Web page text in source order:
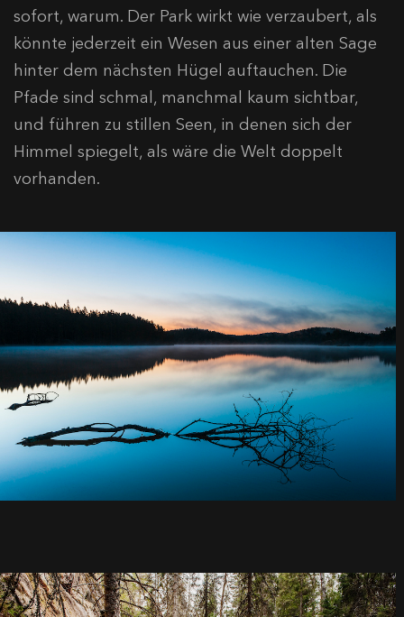
sofort, warum. Der Park wirkt wie verzaubert, als
könnte jederzeit ein Wesen aus einer alten Sage
hinter dem nächsten Hügel auftauchen. Die
Pfade sind schmal, manchmal kaum sichtbar,
und führen zu stillen Seen, in denen sich der
Himmel spiegelt, als wäre die Welt doppelt
vorhanden.